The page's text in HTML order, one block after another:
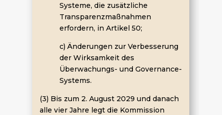
Systeme, die zusätzliche
Transparenzmaßnahmen
erfordern, in Artikel 50;
c) Änderungen zur Verbesserung
der Wirksamkeit des
Überwachungs- und Governance-
Systems.
(3) Bis zum 2. August 2029 und danach
alle vier Jahre legt die Kommission